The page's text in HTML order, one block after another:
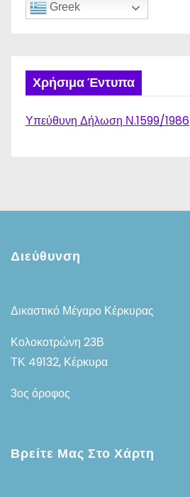
Greek
Χρήσιμα Έντυπα
Υπεύθυνη Δήλωση Ν.1599/1986
Διεύθυνση
Δικαστικό Μέγαρο Κέρκυρας
Κολοκοτρώνη 23Β
ΤΚ 49132, Κέρκυρα
3ος όροφος
Βρείτε Μας Στο Χάρτη